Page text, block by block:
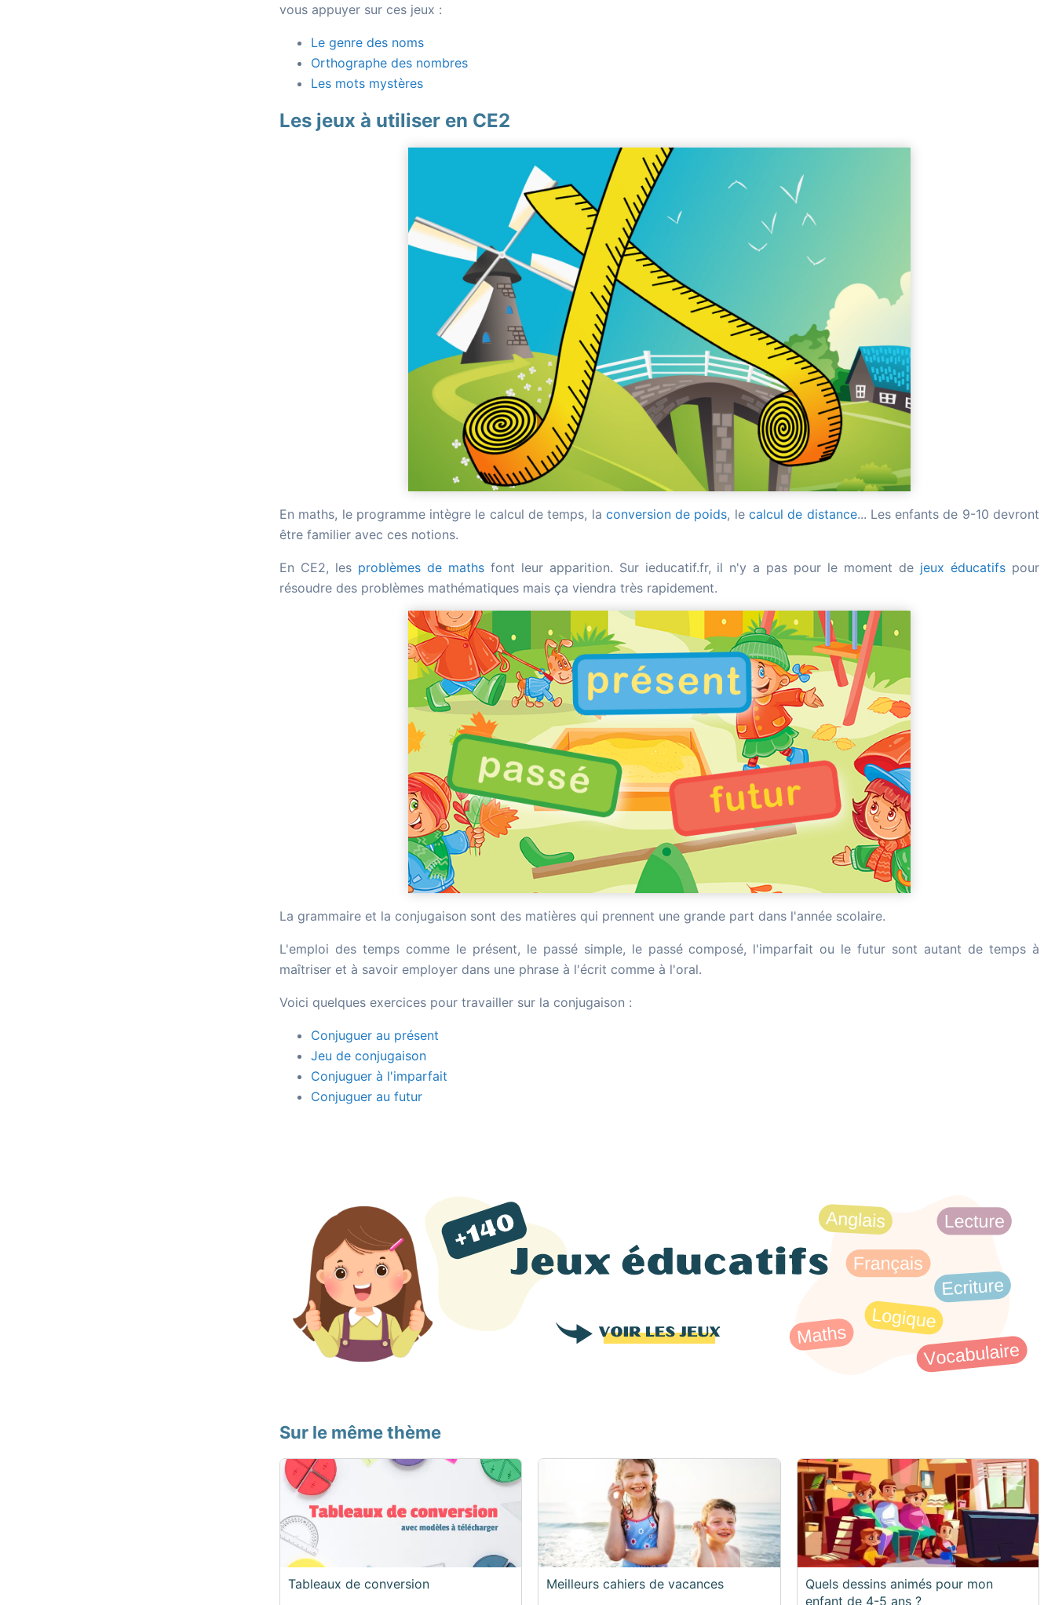
vous appuyer sur ces jeux :
Le genre des noms
Orthographe des nombres
Les mots mystères
Les jeux à utiliser en CE2
En maths, le programme intègre le calcul de temps, la conversion de poids, lecalcul de distance... Les enfants de 9-10 devront
être familier avec ces notions.
En CE2, les problèmes de mathsfont leur apparition. Sur ieducatif.fr, il n'y a pas pour le moment de jeux éducatifs pour
résoudre des problèmes mathématiques mais ça viendra très rapidement.
La grammaire et la conjugaison sont des matières qui prennent une grande part dans l'année scolaire.
L'emploi des temps comme le présent, le passé simple, le passé composé, l'imparfait ou le futur sont autant de temps à
maîtriser et à savoir employer dans une phrase à l'écrit comme à l'oral.
Voici quelques exercices pour travailler sur la conjugaison :
Conjuguer au présent
Jeu de conjugaison
Conjuguer à l'imparfait
Conjuguer au futur
Sur le même thème
Tableaux de conversion Meilleurs cahiers de vacances
Quels dessins animés pour mon
enfant de 4-5 ans ?